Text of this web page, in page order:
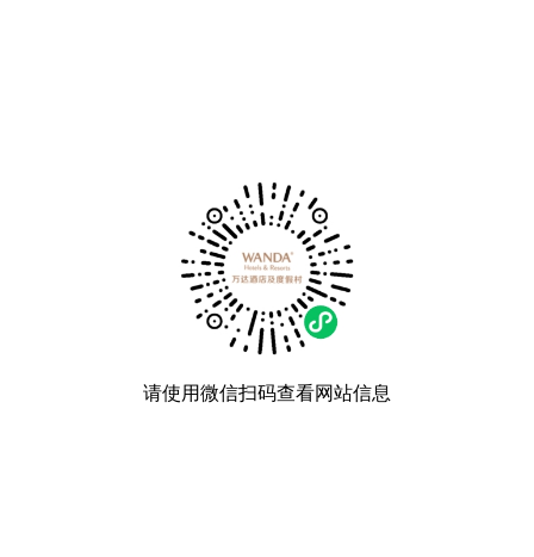
请使用微信扫码查看网站信息